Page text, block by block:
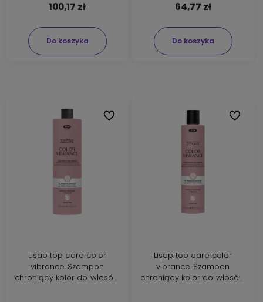
100,17 zł
Do koszyka
64,77 zł
Do koszyka
Lisap top care color
vibrance Szampon
chroniący kolor do włosów
Do ulubionych
Lisap top care color
vibrance Szampon
chroniący kolor do włosów
Do